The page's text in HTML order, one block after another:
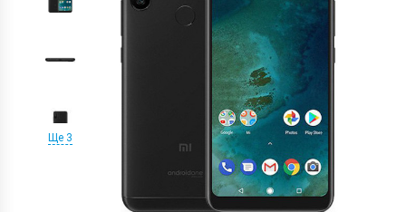
Ще 3